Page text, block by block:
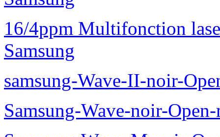
16/4ppm Multifonction
Samsung
samsung-Wave-II-noir-
Samsung-Wave-noir-